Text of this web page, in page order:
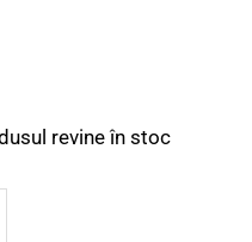
revine în stoc